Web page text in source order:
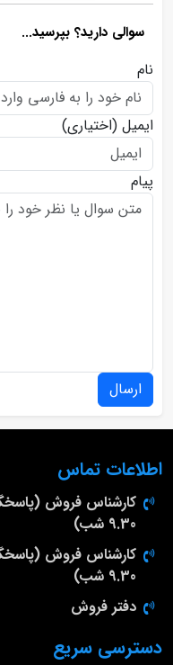
سوالی دارید؟ بپرسید...
نام
ایمیل (اختیاری)
پیام
ارسال
دسترسی سریع
اطلاعات تماس
9.30 شب)
9.30 شب)
دفتر فروش